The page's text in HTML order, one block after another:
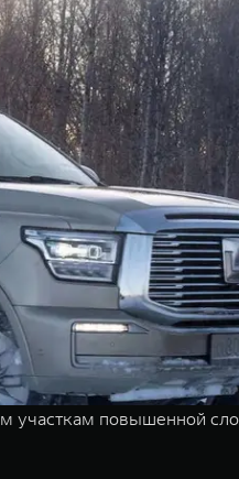
повышенной